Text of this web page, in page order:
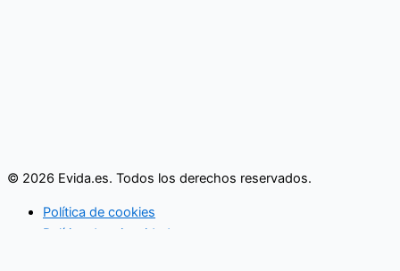
© 2026 Evida.es. Todos los derechos reservados.
Política de cookies
Política de privacidad